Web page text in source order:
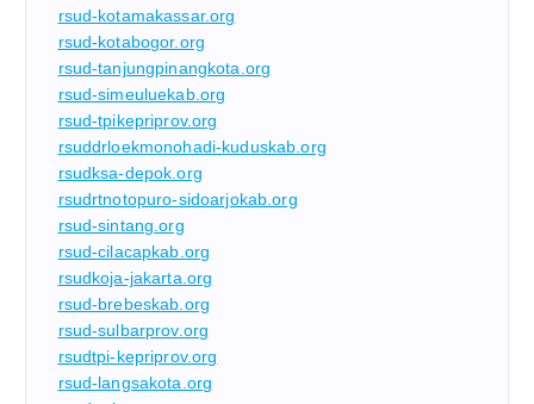
rsud-kotamakassar.org
rsud-kotabogor.org
rsud-tanjungpinangkota.org
rsud-simeuluekab.org
rsud-tpikepriprov.org
rsuddrloekmonohadi-kuduskab.org
rsudksa-depok.org
rsudrtnotopuro-sidoarjokab.org
rsud-sintang.org
rsud-cilacapkab.org
rsudkoja-jakarta.org
rsud-brebeskab.org
rsud-sulbarprov.org
rsudtpi-kepriprov.org
rsud-langsakota.org